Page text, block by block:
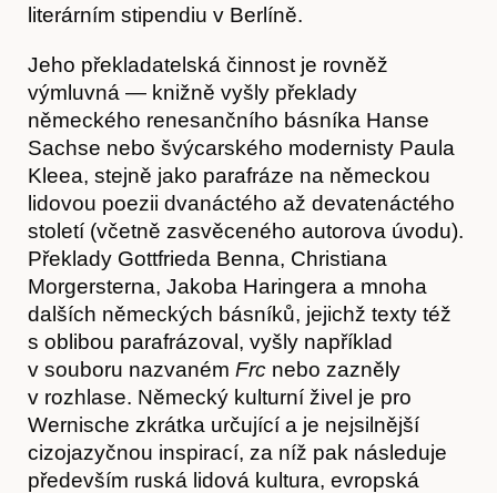
literárním stipendiu v Berlíně.
Jeho překladatelská činnost je rovněž
výmluvná — knižně vyšly překlady
německého renesančního básníka Hanse
Sachse nebo švýcarského modernisty Paula
Kleea, stejně jako parafráze na německou
lidovou poezii dvanáctého až devatenáctého
století (včetně zasvěceného autorova úvodu).
Překlady Gottfrieda Benna, Christiana
Morgersterna, Jakoba Haringera a mnoha
dalších německých básníků, jejichž texty též
s oblibou parafrázoval, vyšly například
v souboru nazvaném Frc nebo zazněly
v rozhlase. Německý kulturní živel je pro
Wernische zkrátka určující a je nejsilnější
cizojazyčnou inspirací, za níž pak následuje
především ruská lidová kultura, evropská